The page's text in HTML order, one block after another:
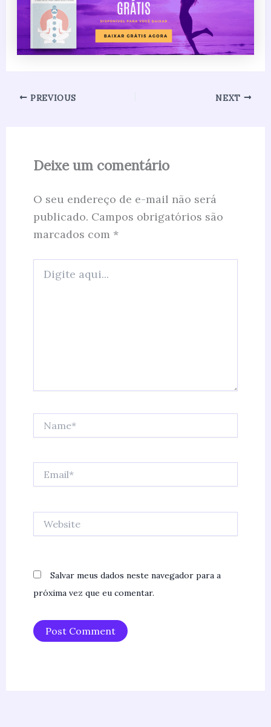
PREVIOUS NEXT
Deixe um comentário
O seu endereço de e-mail não será
publicado. Campos obrigatórios são
marcados com *
aqui...
Salvar meus dados neste navegador para a
próxima vez que eu comentar.